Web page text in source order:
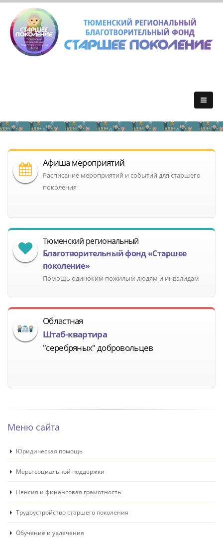
Афиша мероприятий
Расписание мероприятий и событий для старшего
поколения
Тюменский региональный
Благотворительный фонд «Старшее
поколение»
Помощь одиноким пожилым людям и инвалидам
Областная
Штаб-квартира
"серебряных" добровольцев
Меню сайта
Юридическая помощь
Меры социальной поддержки
Пенсия и финансовая грамотность
Трудоустройство старшего поколения
Обучение и увлечения